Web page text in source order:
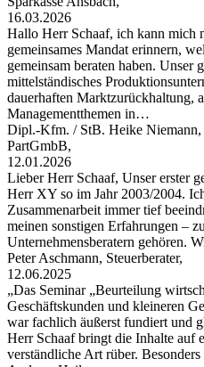
16.03.2026
Hallo Herr Schaaf, ich kann mich
gemeinsames Mandat erinnern,
gemeinsam beraten haben. Unser
mittelständisches
dauerhaften Marktzurückhaltung,
Managementthemen in…
Dipl.-Kfm. / StB. Heike Niemann,
PartGmbB,
12.01.2026
Lieber Herr Schaaf, Unser erster
Herr XY so im Jahr 2003/2004.
Zusammenarbeit immer tief
meinen sonstigen Erfahrungen –
Unternehmensberatern gehören.
Peter Aschmann, Steuerberater,
12.06.2025
„Das Seminar „Beurteilung
Geschäftskunden und kleineren
war fachlich äußerst fundiert und
Herr Schaaf bringt die Inhalte auf
verständliche Art rüber.